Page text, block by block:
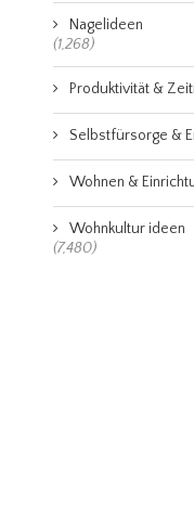
Nagelideen
(1,268)
Produktivität &
Selbstfürsorge &
Wohnen &
Wohnkultur ideen
(7,480)